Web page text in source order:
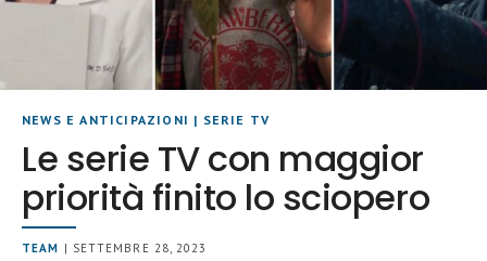
NEWS E ANTICIPAZIONI | SERIE TV
Le serie TV con maggior
priorità finito lo sciopero
TEAM | SETTEMBRE 28, 2023